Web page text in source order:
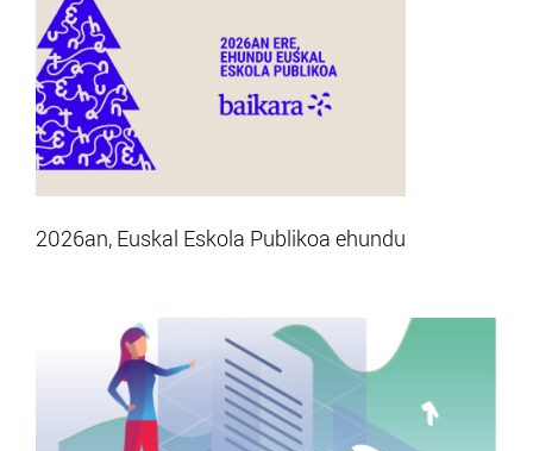
2026an, Euskal Eskola Publikoa ehundu